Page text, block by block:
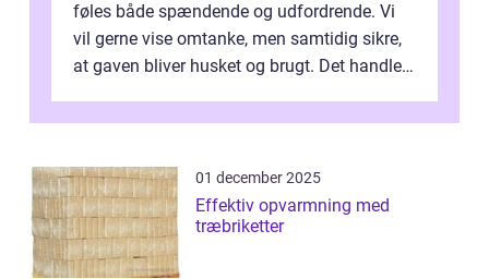
føles både spændende og udfordrende. Vi
vil gerne vise omtanke, men samtidig sikre,
at gaven bliver husket og brugt. Det handler
01 december 2025
Effektiv opvarmning med
træbriketter